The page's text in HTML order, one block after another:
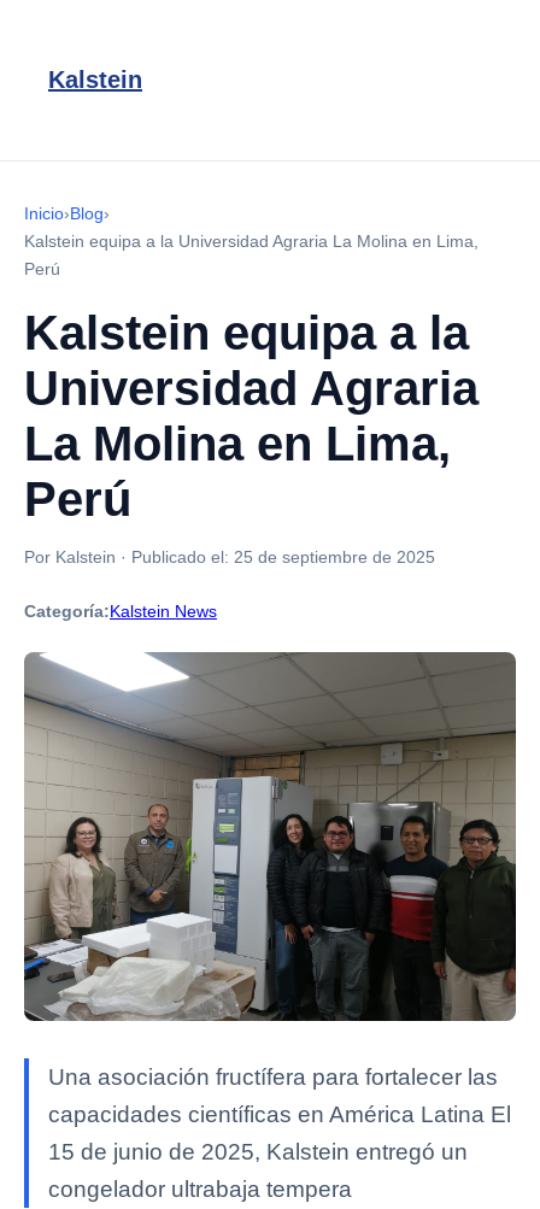
Kalstein
Inicio›Blog›
Kalstein equipa a la Universidad Agraria La Molina en Lima,
Perú
Kalstein equipa a la
Universidad Agraria
La Molina en Lima,
Perú
Por Kalstein · Publicado el: 25 de septiembre de 2025
Categoría:Kalstein News
Una asociación fructífera para fortalecer las
capacidades científicas en América Latina El
15 de junio de 2025, Kalstein entregó un
congelador ultrabaja tempera